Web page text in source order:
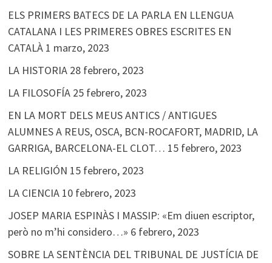
ELS PRIMERS BATECS DE LA PARLA EN LLENGUA
CATALANA I LES PRIMERES OBRES ESCRITES EN
CATALÀ 1 marzo, 2023
LA HISTORIA 28 febrero, 2023
LA FILOSOFÍA 25 febrero, 2023
EN LA MORT DELS MEUS ANTICS / ANTIGUES
ALUMNES A REUS, OSCA, BCN-ROCAFORT, MADRID, LA
GARRIGA, BARCELONA-EL CLOT… 15 febrero, 2023
LA RELIGIÓN 15 febrero, 2023
LA CIENCIA 10 febrero, 2023
JOSEP MARIA ESPINÀS I MASSIP: «Em diuen escriptor,
però no m’hi considero…» 6 febrero, 2023
SOBRE LA SENTÈNCIA DEL TRIBUNAL DE JUSTÍCIA DE